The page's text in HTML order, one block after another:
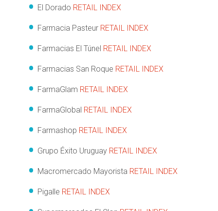
El Dorado RETAIL INDEX
Farmacia Pasteur RETAIL INDEX
Farmacias El Túnel RETAIL INDEX
Farmacias San Roque RETAIL INDEX
FarmaGlam RETAIL INDEX
FarmaGlobal RETAIL INDEX
Farmashop RETAIL INDEX
Grupo Éxito Uruguay RETAIL INDEX
Macromercado Mayorista RETAIL INDEX
Pigalle RETAIL INDEX